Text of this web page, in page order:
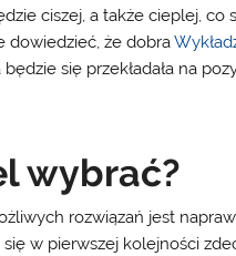
ciszej, a także cieplej,
dowiedzieć, że dobra
się przekładała na
wybrać?
rozwiązań jest
w pierwszej kolejności